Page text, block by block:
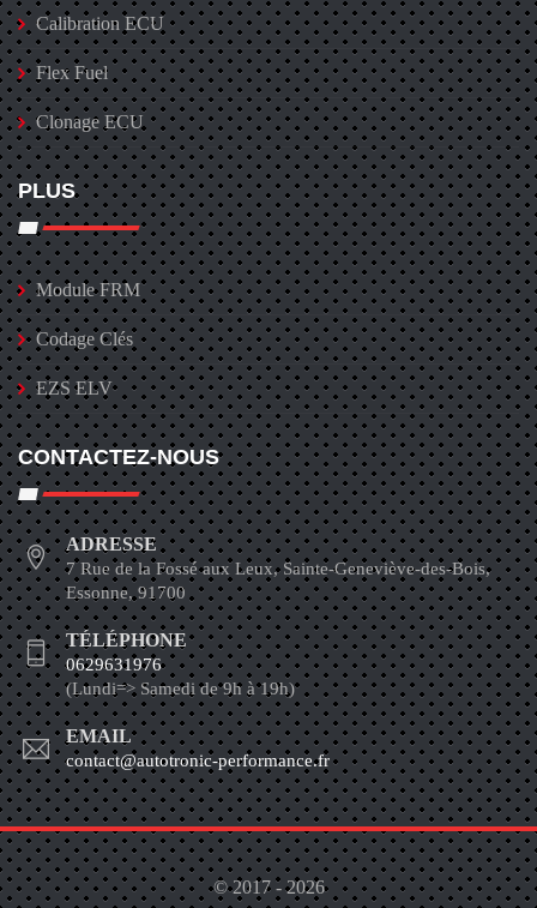
Calibration ECU
Flex Fuel
Clonage ECU
PLUS
Module FRM
Codage Clés
EZS ELV
CONTACTEZ-NOUS
ADRESSE
7 Rue de la Fossé aux Leux, Sainte-Geneviève-des-Bois,
Essonne, 91700
TÉLÉPHONE
0629631976
(Lundi=> Samedi de 9h à 19h)
EMAIL
contact@autotronic-performance.fr
© 2017 - 2026